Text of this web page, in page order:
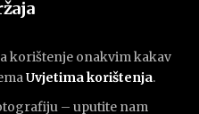
korištenje onakvim kakav
Uvjetima korištenja.
– uputite nam